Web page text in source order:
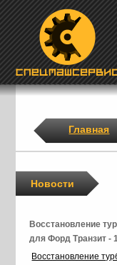
Главная
Новости
Восстановление
для Форд Транзит -
Восстановление